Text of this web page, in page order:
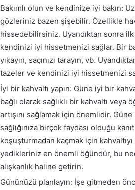
Bakımlı olun ve kendinize iyi bakın:
gözleriniz bazen şişebilir. Özellikle
hissedebilirsiniz. Uyandıktan sonra
kendinizi iyi hissetmenizi sağlar. Bir
yıkayın, saçınızı tarayın, vb.
tazeler ve kendinizi iyi hissetmenizi
İyi bir kahvaltı yapın: Güne iyi bir
bağlı olarak sağlıklı bir kahvaltı veya
artışını sağlamak için önemlidir.
sağlığınıza birçok faydası olduğu
koşuşturmadan kaçmak için
yedikleriniz en önemli öğündür, bu
alışkanlık haline getirin.
Gününüzü planlayın: İşe gitmeden